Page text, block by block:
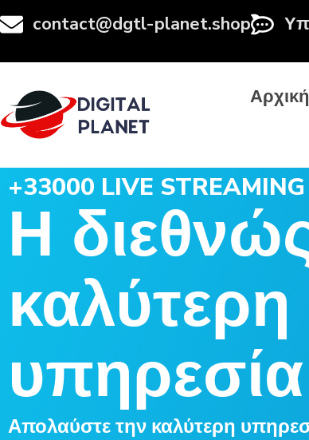
contact@dgtl-planet.shop
+33000 LIVE STREAMING
Η
καλύτερη
Απολαύστε την καλύτερη